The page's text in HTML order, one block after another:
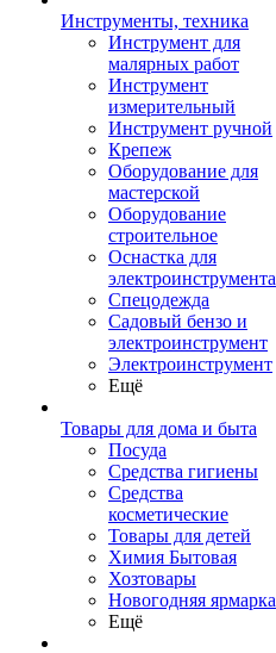
Инструменты, техника
Инструмент для
малярных работ
Инструмент
измерительный
Инструмент ручной
Крепеж
Оборудование для
мастерской
Оборудование
строительное
Оснастка для
электроинструмента
Спецодежда
Садовый бензо и
электроинструмент
Электроинструмент
Ещё
Товары для дома и быта
Посуда
Средства гигиены
Средства
косметические
Товары для детей
Химия Бытовая
Хозтовары
Новогодняя ярмарка
Ещё